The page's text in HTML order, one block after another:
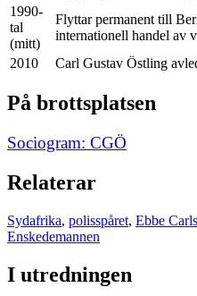
1990-
tal
(mitt)
Flyttar permanent till
internationell handel av
2010
Carl Gustav Östling
På brottsplatsen
Sociogram: CGÖ
Relaterar
Sydafrika, polisspåret, Ebbe
Enskedemannen
I utredningen